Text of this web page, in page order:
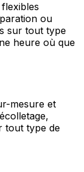
ou
sur tout type
heure où que
mesure et
tout type de